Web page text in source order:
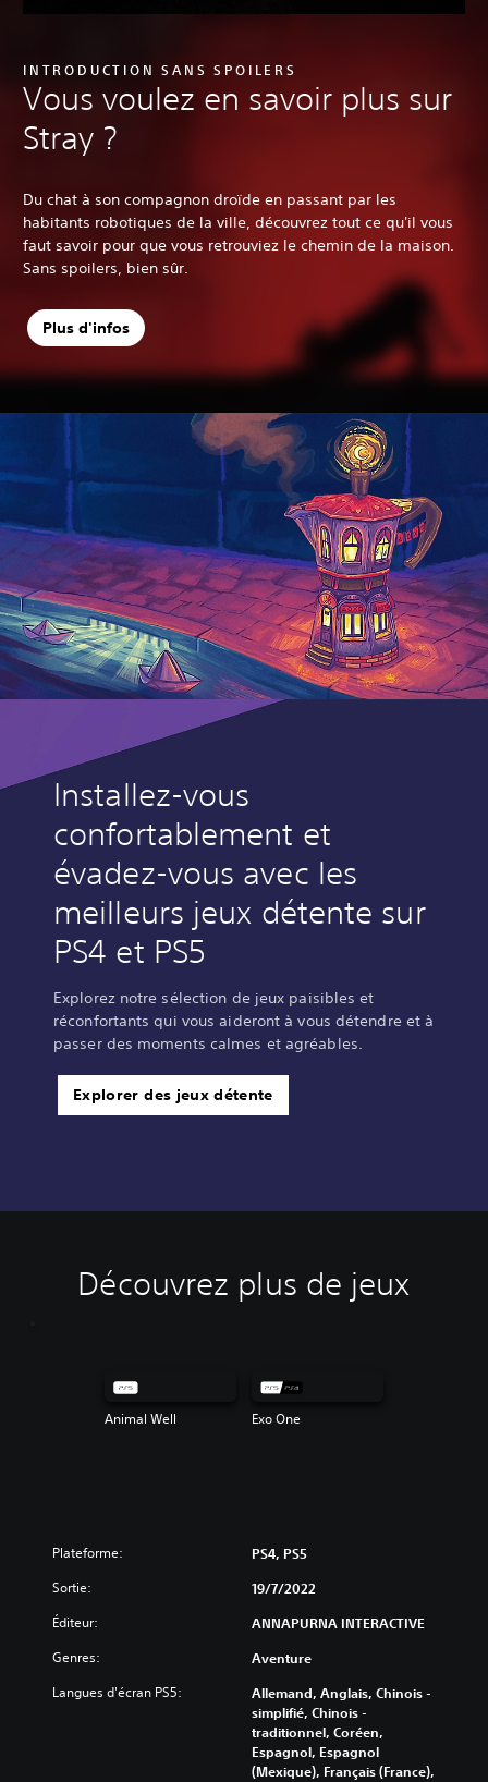
INTRODUCTION SANS SPOILERS
Vous voulez en savoir plus sur
Stray ?
Du chat à son compagnon droïde en passant par les
habitants robotiques de la ville, découvrez tout ce qu'il vous
faut savoir pour que vous retrouviez le chemin de la maison.
Sans spoilers, bien sûr.
Plus d'infos
Installez-vous
confortablement et
évadez-vous avec les
meilleurs jeux détente sur
PS4 et PS5
Explorez notre sélection de jeux paisibles et
réconfortants qui vous aideront à vous détendre et à
passer des moments calmes et agréables.
Explorer des jeux détente
Découvrez plus de jeux
Animal Well Exo One
Plateforme: PS4, PS5
Sortie: 19/7/2022
Éditeur: ANNAPURNA INTERACTIVE
Genres: Aventure
Langues d'écran PS5:
Allemand, Anglais, Chinois -
simplifié, Chinois -
traditionnel, Coréen,
Espagnol, Espagnol
(Mexique), Français (France),